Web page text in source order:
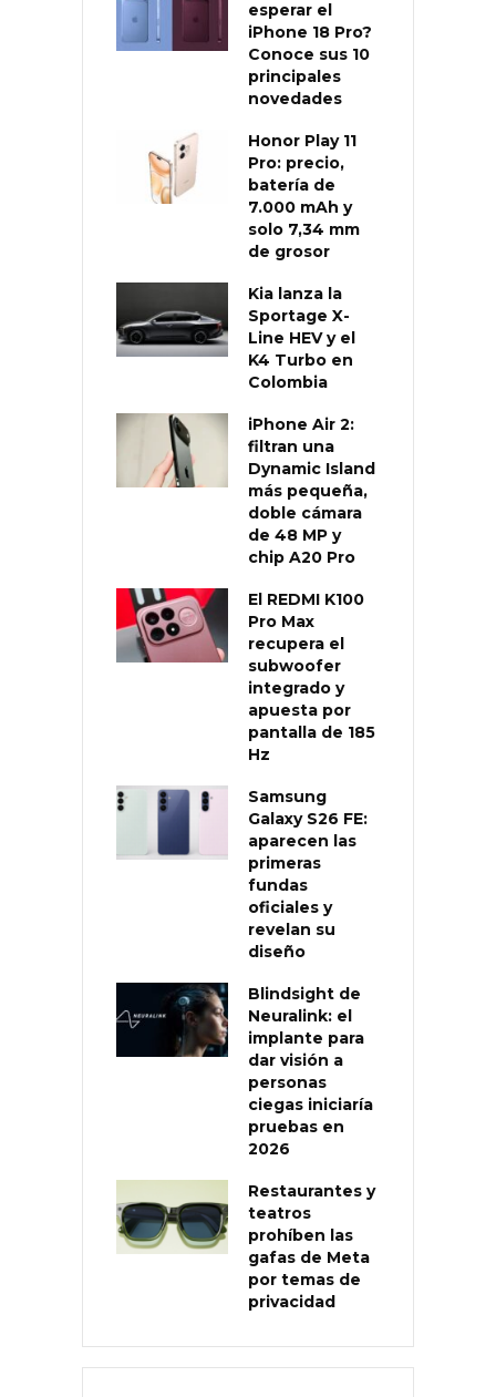
esperar el
iPhone 18 Pro?
Conoce sus 10
principales
novedades
Honor Play 11
Pro: precio,
batería de
7.000 mAh y
solo 7,34 mm
de grosor
Kia lanza la
Sportage X-
Line HEV y el
K4 Turbo en
Colombia
iPhone Air 2:
filtran una
Dynamic Island
más pequeña,
doble cámara
de 48 MP y
chip A20 Pro
El REDMI K100
Pro Max
recupera el
subwoofer
integrado y
apuesta por
pantalla de 185
Hz
Samsung
Galaxy S26 FE:
aparecen las
primeras
fundas
oficiales y
revelan su
diseño
Blindsight de
Neuralink: el
implante para
dar visión a
personas
ciegas iniciaría
pruebas en
2026
Restaurantes y
teatros
prohíben las
gafas de Meta
por temas de
privacidad